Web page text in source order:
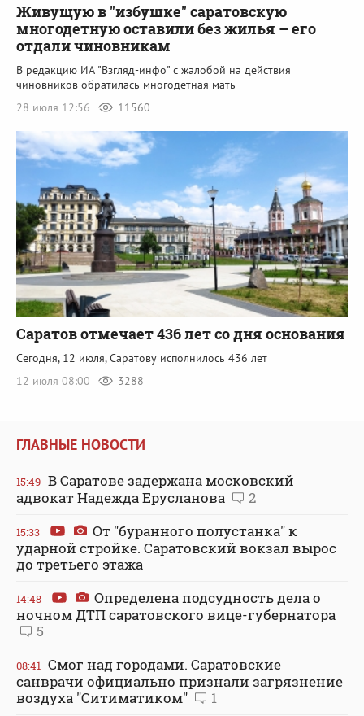
Живущую в "избушке" саратовскую
многодетную оставили без жилья – его
отдали чиновникам
В редакцию ИА "Взгляд-инфо" с жалобой на действия
чиновников обратилась многодетная мать
28 июля 12:56
11560
Саратов отмечает 436 лет со дня основания
Сегодня, 12 июля, Саратову исполнилось 436 лет
12 июля 08:00
3288
ГЛАВНЫЕ НОВОСТИ
15:49 В Саратове задержана московский
адвокат Надежда Ерусланова
2
15:33
От "буранного полустанка" к
ударной стройке. Саратовский вокзал вырос
до третьего этажа
14:48
Определена подсудность дела о
ночном ДТП саратовского вице-губернатора
5
08:41 Смог над городами. Саратовские
санврачи официально признали загрязнение
воздуха "Ситиматиком"
1